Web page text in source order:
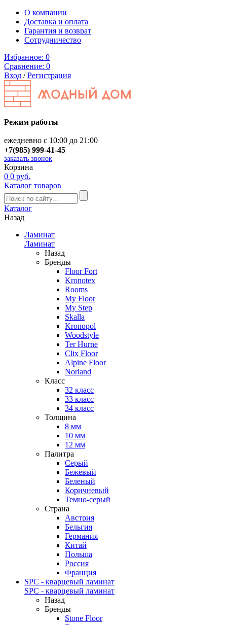
О компании
Доставка и оплата
Гарантия и возврат
Сотрудничество
Избранное: 0
Сравнение: 0
Вход /Регистрация
Режим работы
ежедневно с 10:00 до 21:00
+7(985) 999-41-45
заказать звонок
Корзина
0 0 руб.
Каталог товаров
Каталог
Назад
Ламинат
Ламинат
Назад
Бренды
Floor Fort
Kronotex
Rooms
My Floor
My Step
Skalla
Kronopol
Woodstyle
Ter Hurne
Clix Floor
Alpine Floor
Norland
Класс
32 класс
33 класс
34 класс
Толщина
8 мм
10 мм
12 мм
Палитра
Серый
Бежевый
Беленый
Коричневый
Темно-серый
Страна
Австрия
Бельгия
Германия
Китай
Польша
Россия
Франция
SPC - кварцевый ламинат
SPC - кварцевый ламинат
Назад
Бренды
Stone Floor